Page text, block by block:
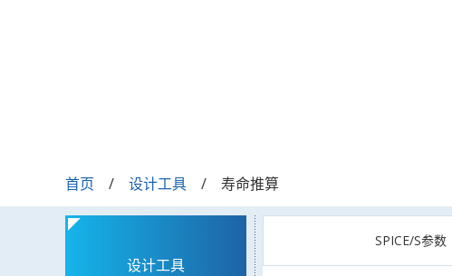
首页 设计工具 寿命推算
设计工具
SPICE/S参数